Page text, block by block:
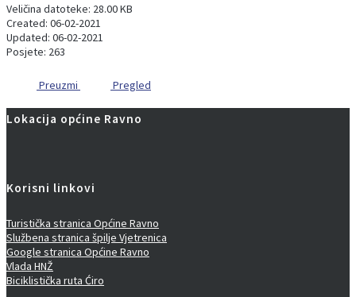
Veličina datoteke: 28.00 KB
Created: 06-02-2021
Updated: 06-02-2021
Posjete: 263
Preuzmi Pregled
Lokacija općine Ravno
Korisni linkovi
Turistička stranica Općine Ravno
Službena stranica špilje Vjetrenica
Google stranica Općine Ravno
Vlada HNŽ
Biciklistička ruta Ćiro